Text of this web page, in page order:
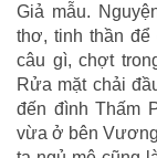
Giả mẫu.
thơ, tinh thần
câu gì, chợt
Rửa mặt chải
đến đình Thấm
vừa ở bên